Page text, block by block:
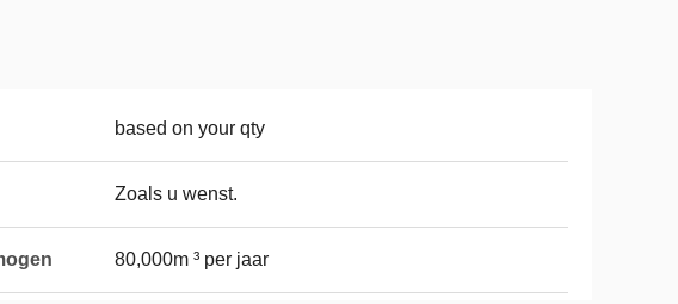
based on your qty
Zoals u wenst.
80,000m ³ per jaar